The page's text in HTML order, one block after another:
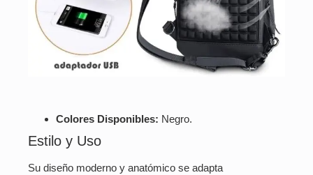
Colores Disponibles: Negro.
Estilo y Uso
Su diseño moderno y anatómico se adapta